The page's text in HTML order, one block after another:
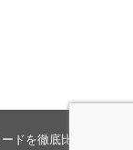
ドを徹底比較